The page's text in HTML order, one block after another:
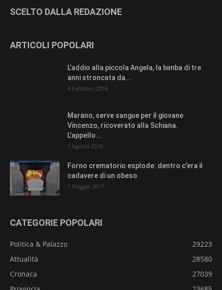
SCELTO DALLA REDAZIONE
ARTICOLI POPOLARI
L’addio alla piccola Angela, la bimba di tre
anni stroncata da...
4 Febbraio 2016
Marano, serve sangue per il giovane
Vincenzo, ricoverato alla Schiana.
L’appello...
1 Agosto 2016
Forno crematorio esplode: dentro c’era il
cadavere di un obeso
1 Maggio 2017
CATEGORIE POPOLARI
Politica & Palazzo
29223
Attualità
28580
Cronaca
27039